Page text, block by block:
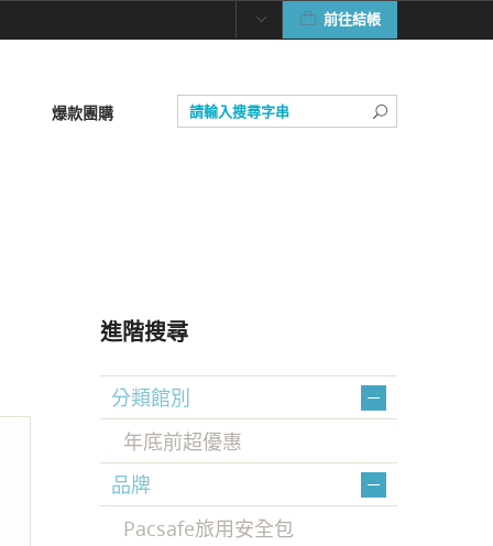
前往結帳
爆款團購
進階搜尋
分類館別
年底前超優惠
品牌
Pacsafe旅用安全包